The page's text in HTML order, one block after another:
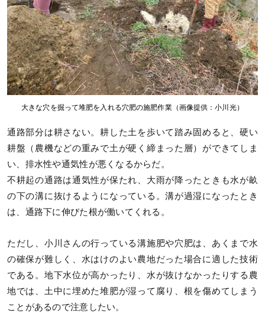
大きな穴を掘って堆肥を入れる穴肥の施肥作業（画像提供：小川光）
通路部分は耕さない。耕した土を歩いて踏み固めると、硬い
耕盤（農機などの重みで土が硬く締まった層）ができてしま
い、排水性や通気性が悪くなるからだ。
不耕起の通路は通気性が保たれ、大雨が降ったときも水が畝
の下の溝に抜けるようになっている。溝が過湿になったとき
は、通路下に伸びた根が働いてくれる。
ただし、小川さんの行っている溝施肥や穴肥は、あくまで水
の確保が難しく、水はけのよい農地だった場合に適した技術
である。地下水位が高かったり、水が抜けなかったりする農
地では、土中に埋めた堆肥が湿って腐り、根を傷めてしまう
ことがあるので注意したい。